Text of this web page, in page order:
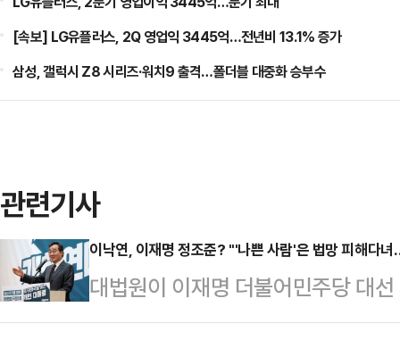
[속보] LG유플러스, 2Q 영업익 3445억…전년비 13.1% 증가
삼성, 갤럭시 Z8 시리즈·워치9 출격…폴더블 대중화 승부수
관련기사
이낙연, 이재명 정조준? "'나쁜 사람'은 법망 피해다
대법원이 이재명 더불어민주당 대
의체에 회부해 심리에 나선 가운데